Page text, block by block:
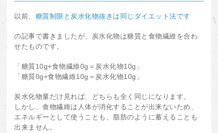
以前、 糖質制限と炭水化物抜きは同じダイエット法です
の記事で書きましたが、炭水化物は糖質と食物繊維を合わ
せたものです。
「糖質10g+食物繊維0g＝炭水化物10g」
「糖質0g+食物繊維10g＝炭水化物10g」
炭水化物量だけ見れば、どちらも全く同じになります。
しかし、食物繊維は人体が消化することが出来ないため、
エネルギーとして使うことも、脂肪のように蓄えることも
出来ません。